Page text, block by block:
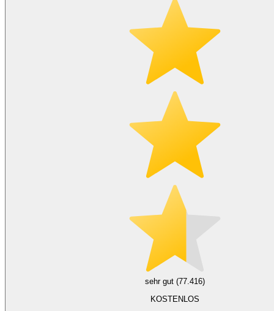
sehr gut (77.416)
KOSTENLOS